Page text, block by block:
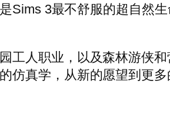
Sims 3最不舒服的超自然
工人职业，以及森林游侠
真学，从新的愿望到更多